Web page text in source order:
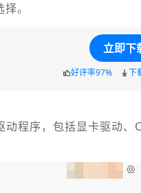
。
立即下
好评率97% 下
动程序，包括显卡驱动、